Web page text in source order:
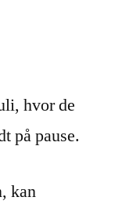
hvor de
på pause.
kan